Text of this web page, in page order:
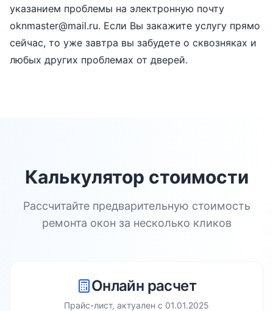
указанием проблемы на электронную почту
oknmaster@mail.ru. Если Вы закажите услугу прямо
сейчас, то уже завтра вы забудете о сквозняках и
любых других проблемах от дверей.
Калькулятор стоимости
Рассчитайте предварительную стоимость
ремонта окон за несколько кликов
Онлайн расчет
Прайс-лист, актуален с 01.01.2025